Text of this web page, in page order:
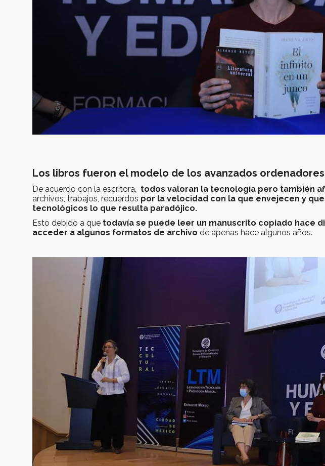
Los libros fueron el modelo de los avanzados
De acuerdo con la escritora, todos valoran la tecnología pero también
archivos, trabajos, recuerdos por la velocidad con la que envejecen y
tecnológicos lo que resulta paradójico.
Esto debido a que todavía se puede leer un manuscrito copiado hace
acceder a algunos formatos de archivo de apenas hace algunos años.